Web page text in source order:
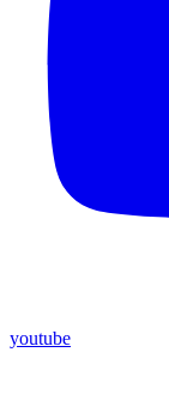
youtube